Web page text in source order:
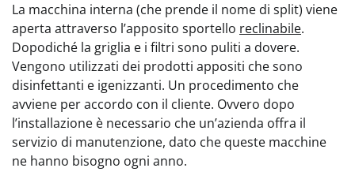
La macchina interna (che prende il nome di split) viene
aperta attraverso l’apposito sportello reclinabile.
Dopodiché la griglia e i filtri sono puliti a dovere.
Vengono utilizzati dei prodotti appositi che sono
disinfettanti e igenizzanti. Un procedimento che
avviene per accordo con il cliente. Ovvero dopo
l’installazione è necessario che un’azienda offra il
servizio di manutenzione, dato che queste macchine
ne hanno bisogno ogni anno.